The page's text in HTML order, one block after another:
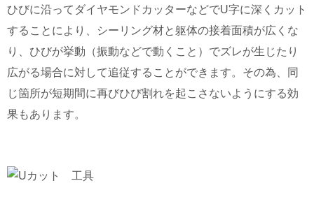
ひびに沿ってダイヤモンドカッターなどでU字に深くカット
することにより、シーリング材と躯体の接着面積が広くな
り、ひびが挙動（振動などで動くこと）でズレが生じたり
広がる場合に対して追従することができます。その為、同
じ箇所が短期間に再びひび割れを起こさないようにする効
果もあります。